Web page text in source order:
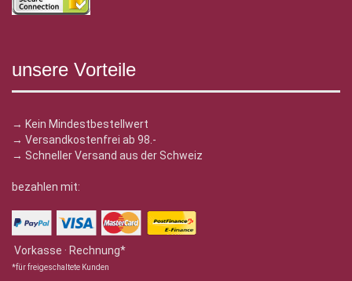
unsere Vorteile
→ Kein Mindestbestellwert
→ Versandkostenfrei ab 98.-
→ Schneller Versand aus der Schweiz
bezahlen mit:
Vorkasse · Rechnung*
*für freigeschaltete Kunden